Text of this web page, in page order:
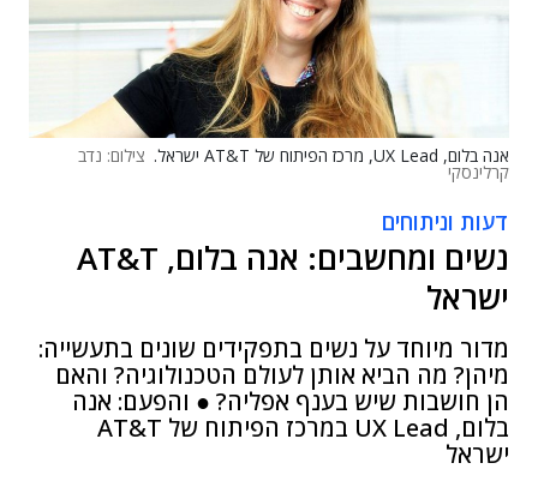
אנה בלום, UX Lead, מרכז הפיתוח של AT&T ישראל. צילום: נדב
קרלינסקי
דעות וניתוחים
נשים ומחשבים: אנה בלום, AT&T
ישראל
מדור מיוחד על נשים בתפקידים שונים בתעשייה:
מיהן? מה הביא אותן לעולם הטכנולוגיה? והאם
הן חושבות שיש בענף אפליה? ● והפעם: אנה
בלום, UX Lead במרכז הפיתוח של AT&T
ישראל